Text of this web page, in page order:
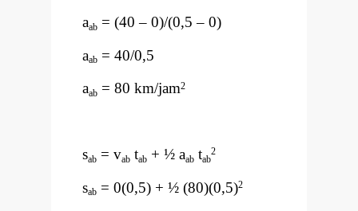
aab = (40 – 0)/(0,5 – 0)
aab = 40/0,5
aab = 80 km/jam2
sab = vab tab + ½ aab tab
2
sab = 0(0,5) + ½ (80)(0,5)2